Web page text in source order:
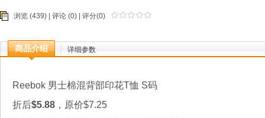
浏览 (439) | 评论 (0) | 评分(0)
商品介绍 详细参数
Reebok 男士棉混背部印花T恤 S码
折后$5.88 ，原价$7.25